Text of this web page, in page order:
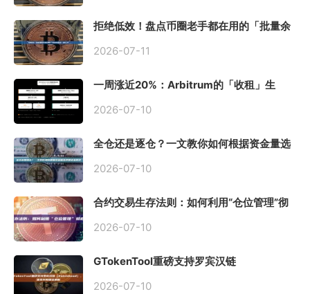
拒绝低效！盘点币圈老手都在用的「批量余
2026-07-11
一周涨近20%：Arbitrum的「收租」生
2026-07-10
全仓还是逐仓？一文教你如何根据资金量选
2026-07-10
合约交易生存法则：如何利用“仓位管理”彻
2026-07-10
GTokenTool重磅支持罗宾汉链
2026-07-10